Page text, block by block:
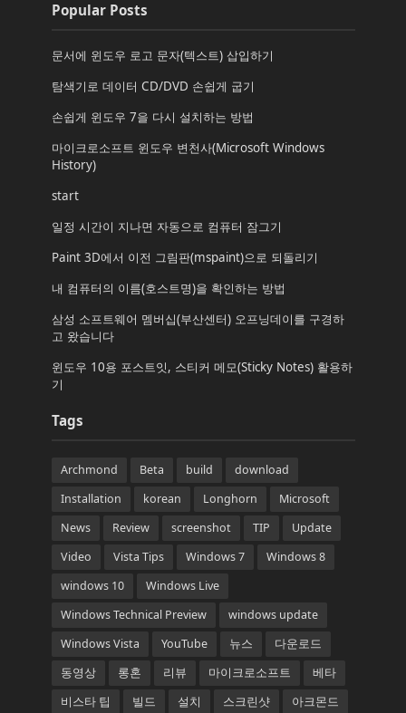
Popular Posts
문서에 윈도우 로고 문자(텍스트) 삽입하기
탐색기로 데이터 CD/DVD 손쉽게 굽기
손쉽게 윈도우 7을 다시 설치하는 방법
마이크로소프트 윈도우 변천사(Microsoft Windows
History)
start
일정 시간이 지나면 자동으로 컴퓨터 잠그기
Paint 3D에서 이전 그림판(mspaint)으로 되돌리기
내 컴퓨터의 이름(호스트명)을 확인하는 방법
삼성 소프트웨어 멤버십(부산센터) 오프닝데이를 구경하
고 왔습니다
윈도우 10용 포스트잇, 스티커 메모(Sticky Notes) 활용하
기
Tags
Archmond Beta build
download
Installation
korean Longhorn
Microsoft
News
Review screenshot TIP
Update
Video
Vista Tips Windows 7
Windows 8
windows 10
Windows Live
Windows Technical Preview
windows update
Windows Vista
YouTube 뉴스
다운로드
동영상
롱혼 리뷰 마이크로소프트
베타
비스타 팁
빌드 설치 스크린샷 아크몬드